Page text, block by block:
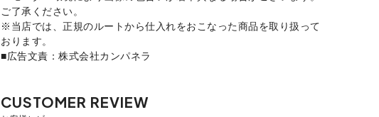
ご了承ください。
※当店では、正規のルートから仕入れをおこなった商品を取り扱って
おります。
■広告文責：株式会社カンパネラ